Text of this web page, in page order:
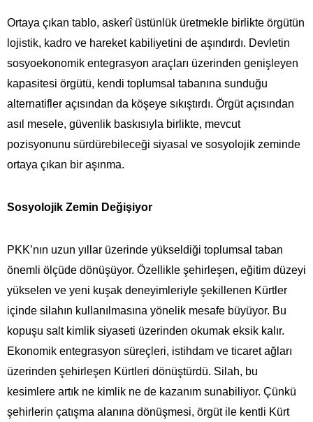
Ortaya çıkan tablo, askerî üstünlük üretmekle birlikte örgütün
lojistik, kadro ve hareket kabiliyetini de aşındırdı. Devletin
sosyoekonomik entegrasyon araçları üzerinden genişleyen
kapasitesi örgütü, kendi toplumsal tabanına sunduğu
alternatifler açısından da köşeye sıkıştırdı. Örgüt açısından
asıl mesele, güvenlik baskısıyla birlikte, mevcut
pozisyonunu sürdürebileceği siyasal ve sosyolojik zeminde
ortaya çıkan bir aşınma.
Sosyolojik Zemin Değişiyor
PKK’nın uzun yıllar üzerinde yükseldiği toplumsal taban
önemli ölçüde dönüşüyor. Özellikle şehirleşen, eğitim düzeyi
yükselen ve yeni kuşak deneyimleriyle şekillenen Kürtler
içinde silahın kullanılmasına yönelik mesafe büyüyor. Bu
kopuşu salt kimlik siyaseti üzerinden okumak eksik kalır.
Ekonomik entegrasyon süreçleri, istihdam ve ticaret ağları
üzerinden şehirleşen Kürtleri dönüştürdü. Silah, bu
kesimlere artık ne kimlik ne de kazanım sunabiliyor. Çünkü
şehirlerin çatışma alanına dönüşmesi, örgüt ile kentli Kürt